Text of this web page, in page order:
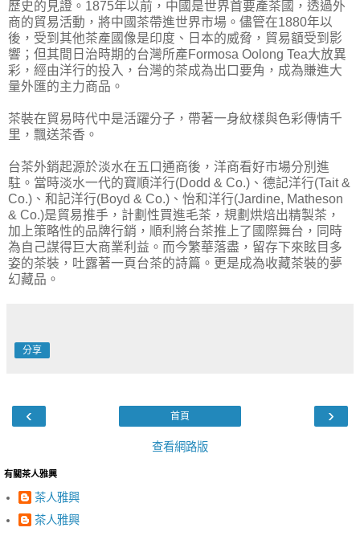
歷史的見證。1875年以前，中國是世界首要產茶國，透過外
商的貿易活動，將中國茶帶進世界市場。儘管在1880年以
後，受到其他茶產國像是印度、日本的威脅，貿易額受到影
響；但其間日治時期的台灣所產Formosa Oolong Tea大放異
彩，經由洋行的投入，台灣的茶成為出口要角，成為賺進大
量外匯的主力商品。
茶裝在貿易時代中是活躍分子，帶著一身紋樣與色彩傳情千
里，飄送茶香。
台茶外銷起源於淡水在五口通商後，洋商看好市場分別進
駐。當時淡水一代的寶順洋行(Dodd & Co.)、德記洋行(Tait &
Co.)、和記洋行(Boyd & Co.)、怡和洋行(Jardine, Matheson
& Co.)是貿易推手，計劃性買進毛茶，規劃烘焙出精製茶，
加上策略性的品牌行銷，順利將台茶推上了國際舞台，同時
為自己謀得巨大商業利益。而今繁華落盡，留存下來眩目多
姿的茶裝，吐露著一頁台茶的詩篇。更是成為收藏茶裝的夢
幻藏品。
分享
‹ ›
首頁
查看網路版
有關茶人雅興
茶人雅興
茶人雅興